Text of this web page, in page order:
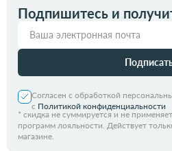
Подпишитесь и
Согласен с обработкой
с Политикой конфиденциальности
* скидка не суммируется и не
программ лояльности. Действует
магазине.